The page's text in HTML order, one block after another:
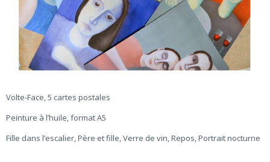
Volte-Face, 5 cartes postales
Peinture à l’huile, format A5
Fille dans l’escalier, Père et fille, Verre de vin, Repos, Portrait nocturne